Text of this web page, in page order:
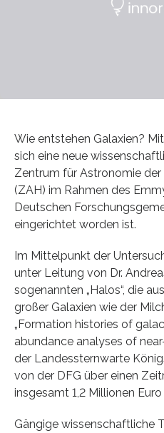
Wie entstehen Galaxien?
sich eine neue
Zentrum für Astronomie
(ZAH) im Rahmen des
Deutschen
eingerichtet worden ist.
Im Mittelpunkt der
unter Leitung von Dr.
sogenannten „Halos“, die
großer Galaxien wie der
„Formation histories of
abundance analyses of
der Landessternwarte
von der DFG über einen
insgesamt 1,2 Millionen
Gängige wissenschaftliche